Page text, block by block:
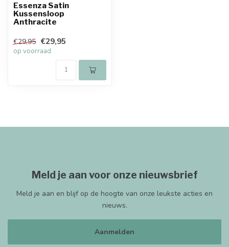
Essenza Satin
Kussensloop
Anthracite
€29,95 €29,95
op voorraad
Meld je aan voor onze nieuwsbrief
Meld je aan en blijf op de hoogte van onze leukste acties en
nieuws.
Aanmelden